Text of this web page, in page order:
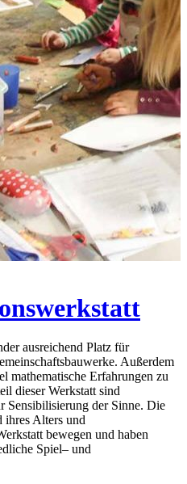
ausreichend Platz für
Außerdem
mathematische Erfahrungen zu
dieser Werkstatt sind
Sensibilisierung der Sinne. Die
ihres Alters und
bewegen und haben
Spiel– und